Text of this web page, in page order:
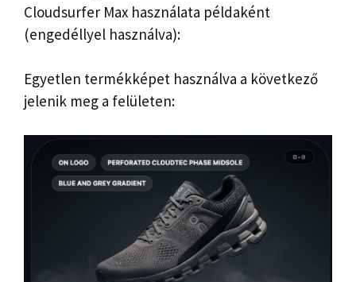
Cloudsurfer Max használata példaként
(engedéllyel használva):
Egyetlen termékképet használva a következő
jelenik meg a felületen: